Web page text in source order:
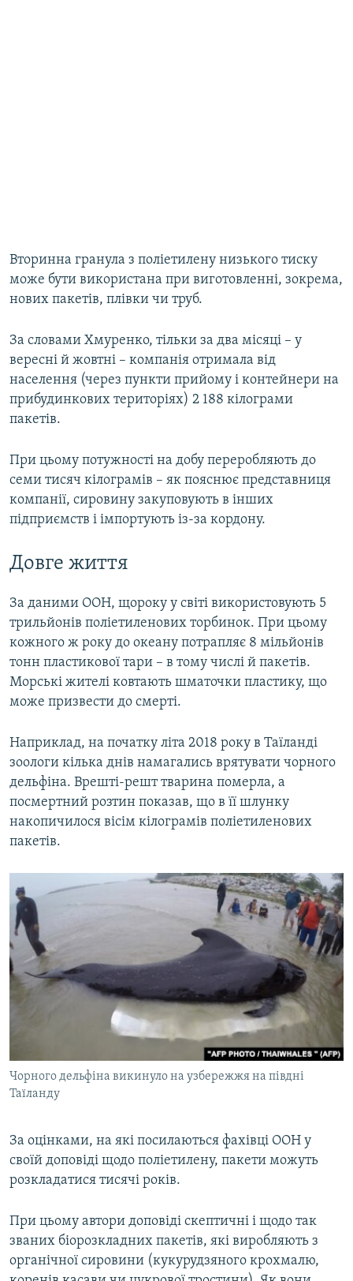
Вторинна гранула з поліетилену низького тиску
може бути використана при виготовленні, зокрема,
нових пакетів, плівки чи труб.
За словами Хмуренко, тільки за два місяці – у
вересні й жовтні – компанія отримала від
населення (через пункти прийому і контейнери на
прибудинкових територіях) 2 188 кілограми
пакетів.
При цьому потужності на добу переробляють до
семи тисяч кілограмів – як пояснює представниця
компанії, сировину закуповують в інших
підприємств і імпортують із-за кордону.
Довге життя
За даними ООН, щороку у світі використовують 5
трильйонів поліетиленових торбинок. При цьому
кожного ж року до океану потрапляє 8 мільйонів
тонн пластикової тари – в тому числі й пакетів.
Морські жителі ковтають шматочки пластику, що
може призвести до смерті.
Наприклад, на початку літа 2018 року в Таїланді
зоологи кілька днів намагались врятувати чорного
дельфіна. Врешті-решт тварина померла, а
посмертний розтин показав, що в її шлунку
накопичилося вісім кілограмів поліетиленових
пакетів.
Чорного дельфіна викинуло на узбережжя на півдні
Таїланду
За оцінками, на які посилаються фахівці ООН у
своїй доповіді щодо поліетилену, пакети можуть
розкладатися тисячі років.
При цьому автори доповіді скептичні і щодо так
званих біорозкладних пакетів, які виробляють з
органічної сировини (кукурудзяного крохмалю,